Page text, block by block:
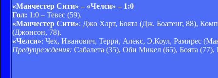
«Манчестер Сити» – «Челси» – 1:0
Гол: 1:0 – Тевес (59).
«Манчестер Сити»: Джо Харт, Боята (Дж. Боатенг, 88),
(Джонсон, 78).
«Челси»: Чех, Иванович, Терри, Алекс, Э.Коул, Рамирес
Предупреждения: Сабалета (35), Оби Микел (65), Боята (77),